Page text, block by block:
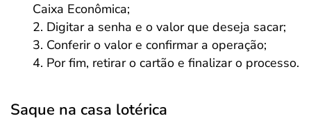
Caixa Econômica;
Digitar a senha e o valor que deseja sacar;
Conferir o valor e confirmar a operação;
Por fim, retirar o cartão e finalizar o processo.
Saque na casa lotérica